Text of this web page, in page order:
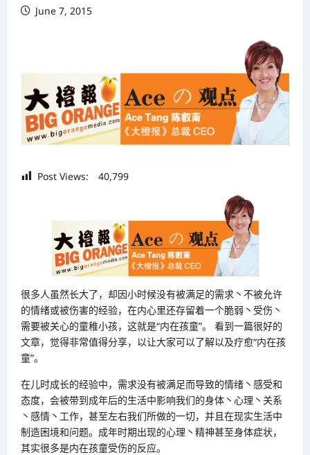
June 7, 2015
Post Views: 40,799
很多人虽然长大了，却因小时候没有被满足的需求丶不被允许
的情绪或被伤害的经验，在内心里还存留着一个脆弱丶受伤丶
需要被关心的童稚小孩，这就是“内在孩童”。 看到一篇很好的
文章，觉得非常值得分享，以让大家可以了解以及疗愈“内在孩
童”。
在儿时成长的经验中，需求没有被满足而导致的情绪丶感受和
态度，会被带到成年后的生活中影响我们的身体丶心理丶关系
丶感情丶工作，甚至左右我们所做的一切，并且在现实生活中
制造困境和问题。成年时期出现的心理丶精神甚至身体症状，
其实很多是内在孩童受伤的反应。